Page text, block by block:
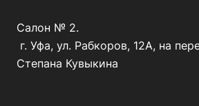
Салон № 2.
г. Уфа, ул. Рабкоров, 12А, на
Степана Кувыкина